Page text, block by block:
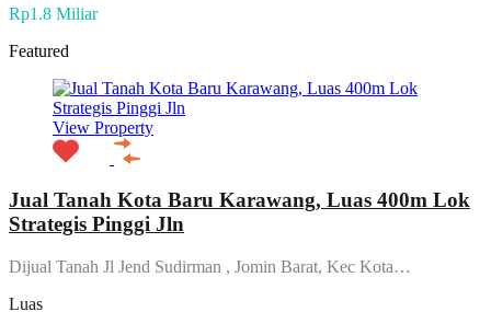
Rp1.8 Miliar
Featured
View Property
Jual Tanah Kota Baru Karawang, Luas 400m Lok
Strategis Pinggi Jln
Dijual Tanah Jl Jend Sudirman , Jomin Barat, Kec Kota…
Luas